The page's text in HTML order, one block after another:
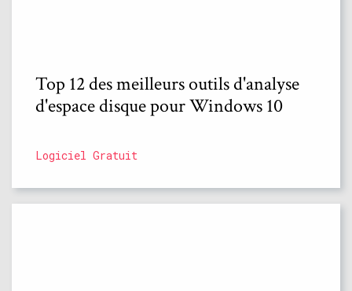
Top 12 des meilleurs outils d'analyse
d'espace disque pour Windows 10
Logiciel Gratuit